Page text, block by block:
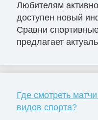
Любителям
доступен новый
Сравни
предлагает
Где смотреть
видов спорта?